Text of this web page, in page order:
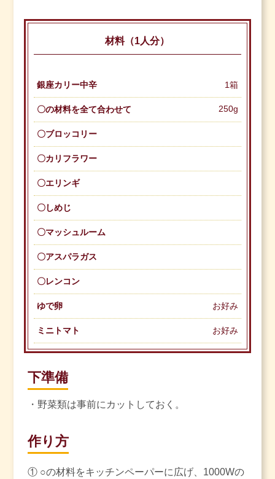
材料（1人分）
銀座カリー中辛 1箱
〇の材料を全て合わせて 250g
〇ブロッコリー
〇カリフラワー
〇エリンギ
〇しめじ
〇マッシュルーム
〇アスパラガス
〇レンコン
ゆで卵 お好み
ミニトマト お好み
下準備
・野菜類は事前にカットしておく。
作り方
① ○の材料をキッチンペーパーに広げ、1000Wの